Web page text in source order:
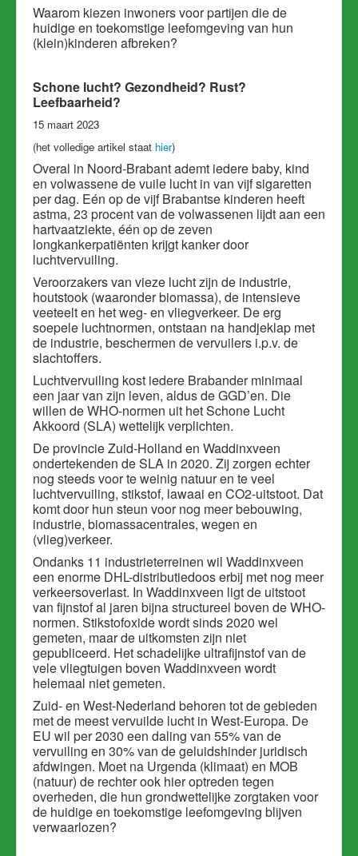
Waarom kiezen inwoners voor partijen die de
huidige en toekomstige leefomgeving van hun
(klein)kinderen afbreken?
Schone lucht? Gezondheid? Rust?
Leefbaarheid?
15 maart 2023
(het volledige artikel staat hier)
Overal in Noord-Brabant ademt iedere baby, kind
en volwassene de vuile lucht in van vijf sigaretten
per dag. Eén op de vijf Brabantse kinderen heeft
astma, 23 procent van de volwassenen lijdt aan een
hartvaatziekte, één op de zeven
longkankerpatiënten krijgt kanker door
luchtvervuiling.
Veroorzakers van vieze lucht zijn de industrie,
houtstook (waaronder biomassa), de intensieve
veeteelt en het weg- en vliegverkeer. De erg
soepele luchtnormen, ontstaan na handjeklap met
de industrie, beschermen de vervuilers i.p.v. de
slachtoffers.
Luchtvervuiling kost iedere Brabander minimaal
een jaar van zijn leven, aldus de GGD’en. Die
willen de WHO-normen uit het Schone Lucht
Akkoord (SLA) wettelijk verplichten.
De provincie Zuid-Holland en Waddinxveen
ondertekenden de SLA in 2020. Zij zorgen echter
nog steeds voor te weinig natuur en te veel
luchtvervuiling, stikstof, lawaai en CO2-uitstoot. Dat
komt door hun steun voor nog meer bebouwing,
industrie, biomassacentrales, wegen en
(vlieg)verkeer.
Ondanks 11 industrieterreinen wil Waddinxveen
een enorme DHL-distributiedoos erbij met nog meer
verkeersoverlast. In Waddinxveen ligt de uitstoot
van fijnstof al jaren bijna structureel boven de WHO-
normen. Stikstofoxide wordt sinds 2020 wel
gemeten, maar de uitkomsten zijn niet
gepubliceerd. Het schadelijke ultrafijnstof van de
vele vliegtuigen boven Waddinxveen wordt
helemaal niet gemeten.
Zuid- en West-Nederland behoren tot de gebieden
met de meest vervuilde lucht in West-Europa. De
EU wil per 2030 een daling van 55% van de
vervuiling en 30% van de geluidshinder juridisch
afdwingen. Moet na Urgenda (klimaat) en MOB
(natuur) de rechter ook hier optreden tegen
overheden, die hun grondwettelijke zorgtaken voor
de huidige en toekomstige leefomgeving blijven
verwaarlozen?